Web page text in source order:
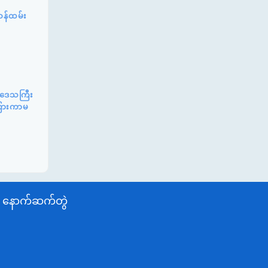
န်ထမ်း
ေသကြီး
းကာမ
နောက်ဆက်တွဲ